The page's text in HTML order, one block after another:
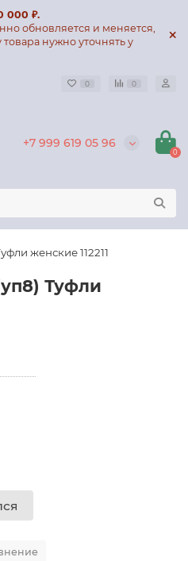
000 ₽.
обновляется и меняется,
нужно уточнять у
0 0
+7 999 619 05 96
0
женские 112211
Туфли